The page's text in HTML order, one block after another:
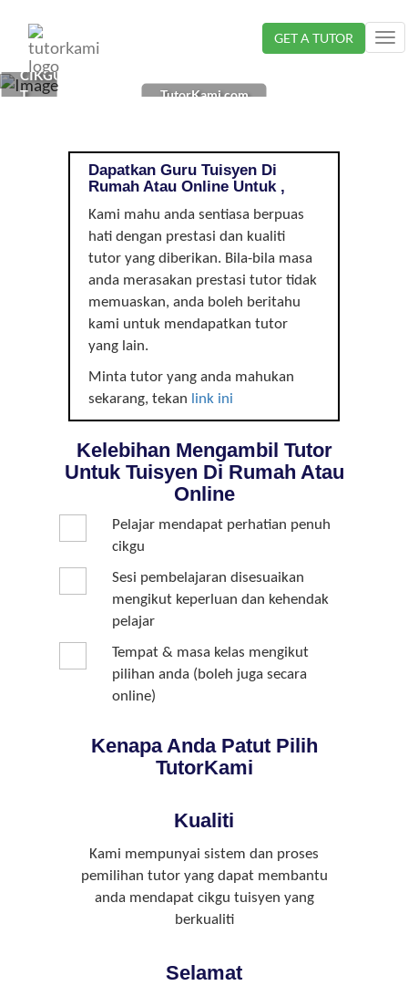
GET A TUTOR
CIKGU
TUISYEN
TutorKami.com
Dapatkan Guru Tuisyen Di
Rumah Atau Online Untuk ,
Kami mahu anda sentiasa berpuas
hati dengan prestasi dan kualiti
tutor yang diberikan. Bila-bila masa
anda merasakan prestasi tutor tidak
memuaskan, anda boleh beritahu
kami untuk mendapatkan tutor
yang lain.
Minta tutor yang anda mahukan
sekarang, tekan link ini
Kelebihan Mengambil Tutor
Untuk Tuisyen Di Rumah Atau
Online
Pelajar mendapat perhatian penuh
cikgu
Sesi pembelajaran disesuaikan
mengikut keperluan dan kehendak
pelajar
Tempat & masa kelas mengikut
pilihan anda (boleh juga secara
online)
Kenapa Anda Patut Pilih
TutorKami
Kualiti
Kami mempunyai sistem dan proses
pemilihan tutor yang dapat membantu
anda mendapat cikgu tuisyen yang
berkualiti
Selamat